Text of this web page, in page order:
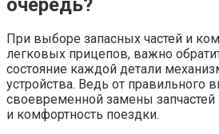
При выборе запасных частей и
легковых прицепов, важно
состояние каждой детали
устройства. Ведь от правильного
своевременной замены запчастей
и комфортность поездки.